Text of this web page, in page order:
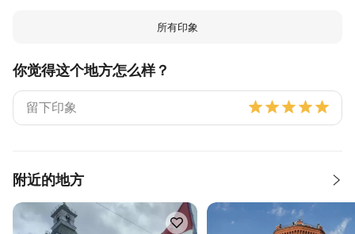
所有印象
你觉得这个地方怎么样？
附近的地方